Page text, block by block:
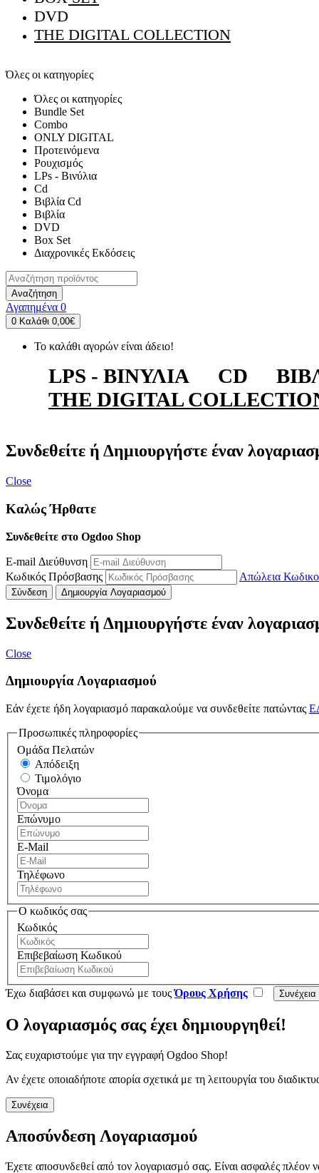
DVD
THE DIGITAL COLLECTION
Όλες οι κατηγορίες
Όλες οι κατηγορίες
Bundle Set
Combo
ONLY DIGITAL
Προτεινόμενα
Ρουχισμός
LPs - Βινύλια
Cd
Βιβλία Cd
Βιβλία
DVD
Box Set
Διαχρονικές Εκδόσεις
Αναζήτηση
Αγαπημένα 0
0 Καλάθι 0,00€
Το καλάθι αγορών είναι άδειο!
LPS - ΒΙΝΎΛΙΑ CD
THE DIGITAL
Συνδεθείτε ή Δημιουργήστε έναν
Close
Καλώς Ήρθατε
Συνδεθείτε στο Ogdoo Shop
E-mail Διεύθυνση
Κωδικός Πρόσβασης
Απώλεια
Σύνδεση Δημιουργία Λογαριασμού
Συνδεθείτε ή Δημιουργήστε έναν
Close
Δημιουργία Λογαριασμού
Εάν έχετε ήδη λογαριασμό παρακαλούμε να συνδεθείτε πατώντας
Προσωπικές πληροφορίες
Ομάδα Πελατών
Απόδειξη
Τιμολόγιο
Όνομα
Επώνυμο
E-Mail
Τηλέφωνο
Ο κωδικός σας
Κωδικός
Επιβεβαίωση Κωδικού
Έχω διαβάσει και συμφωνώ με τουςΌρους Χρήσης
Ο λογαριασμός σας έχει δημιουργηθεί!
Σας ευχαριστούμε για την εγγραφή Ogdoo Shop!
Αν έχετε οποιαδήποτε απορία σχετικά με τη λειτουργία του
Συνέχεια
Αποσύνδεση Λογαριασμού
Έχετε αποσυνδεθεί από τον λογαριασμό σας. Είναι ασφαλές πλέον